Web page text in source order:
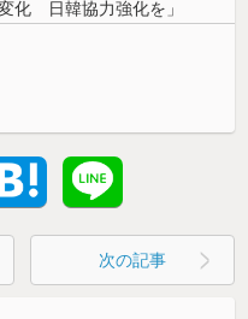
化 日韓協力強化を」
次の記事